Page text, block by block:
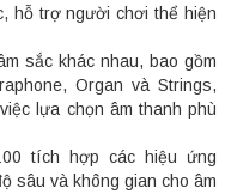
hỗ trợ người chơi thể hiện
sắc khác nhau, bao gồm
Organ và Strings,
lựa chọn âm thanh phù
tích hợp các hiệu ứng
sâu và không gian cho âm